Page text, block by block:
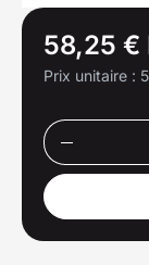
58,25 €
Prix unitaire :